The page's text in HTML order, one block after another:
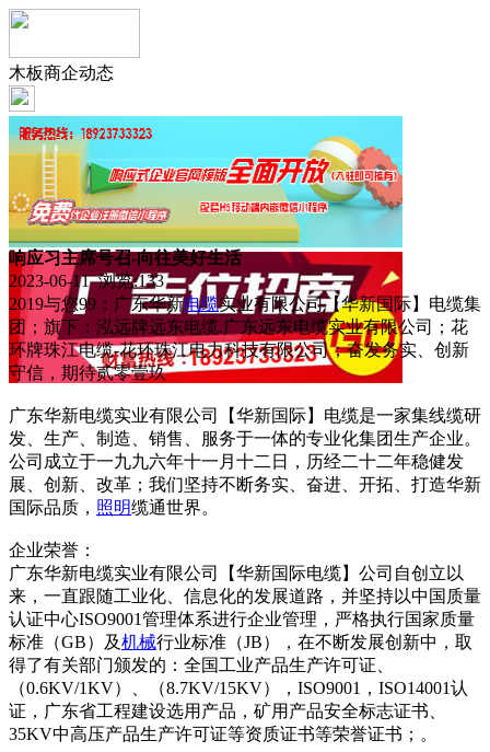
木板商企动态
响应习主席号召-向往美好生活
2023-06-11 浏览:133
2019与您99；广东华新电缆实业有限公司【华新国际】电缆集
团；旗下：泓远牌远东电缆.广东远东电缆实业有限公司；花
环牌珠江电缆-花环珠江电力科技有限公司；奋发务实、创新
守信，期待贰零壹玖
广东华新电缆实业有限公司【华新国际】电缆是一家集线缆研
发、生产、制造、销售、服务于一体的专业化集团生产企业。
公司成立于一九九六年十一月十二日，历经二十二年稳健发
展、创新、改革；我们坚持不断务实、奋进、开拓、打造华新
国际品质， 照明缆通世界。
企业荣誉：
广东华新电缆实业有限公司【华新国际电缆】公司自创立以
来，一直跟随工业化、信息化的发展道路，并坚持以中国质量
认证中心ISO9001管理体系进行企业管理，严格执行国家质量
标准（GB）及机械行业标准（JB），在不断发展创新中，取
得了有关部门颁发的：全国工业产品生产许可证、
（0.6KV/1KV）、（8.7KV/15KV），ISO9001，ISO14001认
证，广东省工程建设选用产品，矿用产品安全标志证书、
35KV中高压产品生产许可证等资质证书等荣誉证书；。